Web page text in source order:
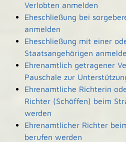
Verlobten anmelden
Eheschließung bei
anmelden
Eheschließung mit einer
Staatsangehörigen
Ehrenamtlich getragener
Pauschale zur
Ehrenamtliche Richterin
Richter (Schöffen) beim
werden
Ehrenamtlicher Richter
berufen werden